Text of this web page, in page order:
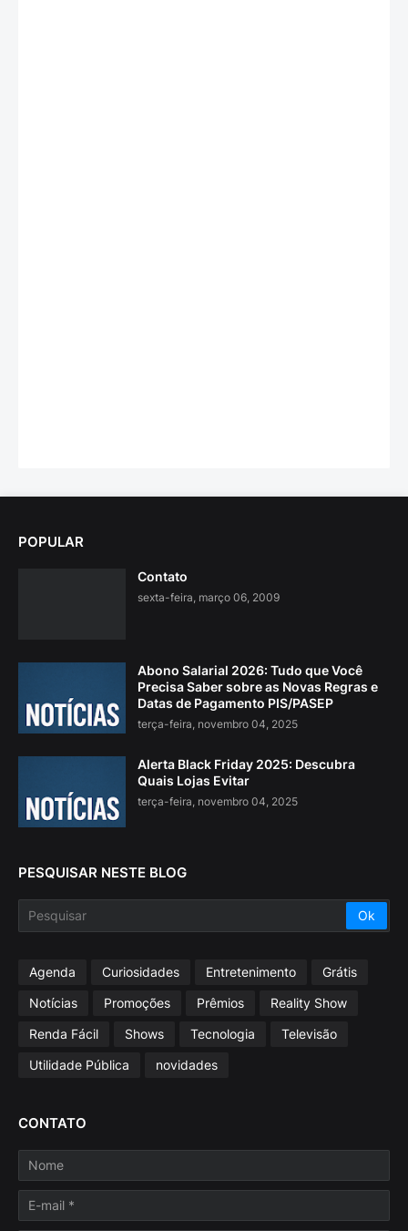
POPULAR
Contato
sexta-feira, março 06, 2009
Abono Salarial 2026: Tudo que Você
Precisa Saber sobre as Novas Regras e
Datas de Pagamento PIS/PASEP
terça-feira, novembro 04, 2025
Alerta Black Friday 2025: Descubra
Quais Lojas Evitar
terça-feira, novembro 04, 2025
PESQUISAR NESTE BLOG
Agenda Curiosidades Entretenimento
Grátis
Notícias
Promoções Prêmios
Reality Show
Renda Fácil
Shows Tecnologia
Televisão
Utilidade Pública
novidades
CONTATO